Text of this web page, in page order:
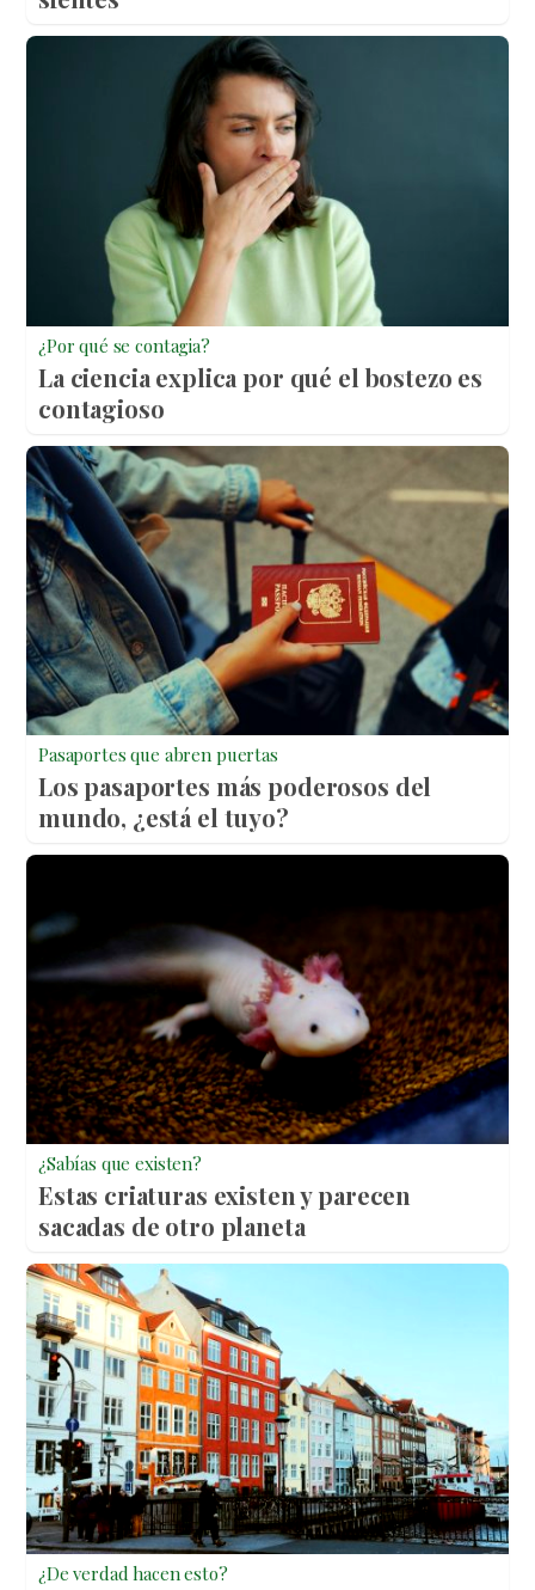
¿Por qué se contagia?
La ciencia explica por qué el bostezo es
contagioso
Pasaportes que abren puertas
Los pasaportes más poderosos del
mundo, ¿está el tuyo?
¿Sabías que existen?
Estas criaturas existen y parecen
sacadas de otro planeta
¿De verdad hacen esto?